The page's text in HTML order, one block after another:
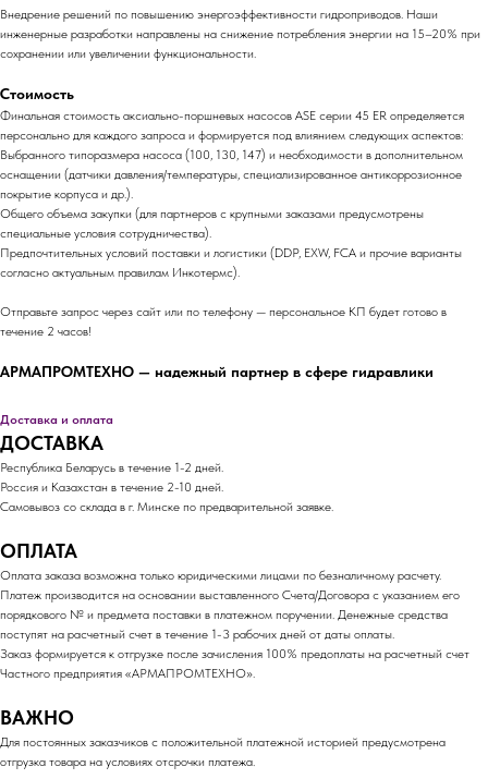
Внедрение решений по повышению энергоэффективности гидроприводов. Наши
инженерные разработки направлены на снижение потребления энергии на 15–20% при
сохранении или увеличении функциональности.
Стоимость
Финальная стоимость аксиально-поршневых насосов ASE серии 45 ER определяется
персонально для каждого запроса и формируется под влиянием следующих аспектов:
Выбранного типоразмера насоса (100, 130, 147) и необходимости в дополнительном
оснащении (датчики давления/температуры, специализированное антикоррозионное
покрытие корпуса и др.).
Общего объема закупки (для партнеров с крупными заказами предусмотрены
специальные условия сотрудничества).
Предпочтительных условий поставки и логистики (DDP, EXW, FCA и прочие варианты
согласно актуальным правилам Инкотермс).
Отправьте запрос через сайт или по телефону — персональное КП будет готово в
течение 2 часов!
АРМАПРОМТЕХНО — надежный партнер в сфере гидравлики
Доставка и оплата
ДОСТАВКА
Республика Беларусь в течение 1-2 дней.
Россия и Казахстан в течение 2-10 дней.
Самовывоз со склада в г. Минске по предварительной заявке.
ОПЛАТА
Оплата заказа возможна только юридическими лицами по безналичному расчету.
Платеж производится на основании выставленного Счета/Договора с указанием его
порядкового № и предмета поставки в платежном поручении. Денежные средства
поступят на расчетный счет в течение 1-3 рабочих дней от даты оплаты.
Заказ формируется к отгрузке после зачисления 100% предоплаты на расчетный счет
Частного предприятия «АРМАПРОМТЕХНО».
ВАЖНО
Для постоянных заказчиков с положительной платежной историей предусмотрена
отгрузка товара на условиях отсрочки платежа.